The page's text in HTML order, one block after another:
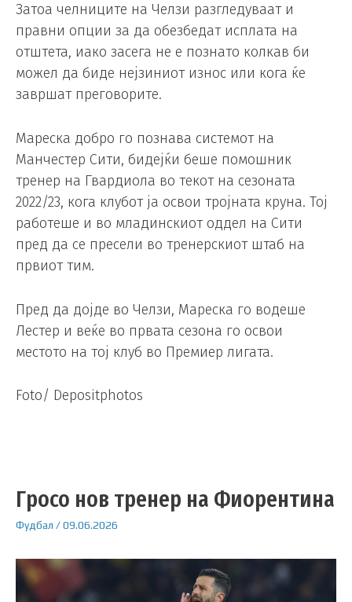
Затоа челниците на Челзи разгледуваат и
правни опции за да обезбедат исплата на
отштета, иако засега не е познато колкав би
можел да биде нејзиниот износ или кога ќе
завршат преговорите.
Мареска добро го познава системот на
Манчестер Сити, бидејќи беше помошник
тренер на Гвардиола во текот на сезоната
2022/23, кога клубот ја освои тројната круна. Тој
работеше и во младинскиот оддел на Сити
пред да се пресели во тренерскиот штаб на
првиот тим.
Пред да дојде во Челзи, Мареска го водеше
Лестер и веќе во првата сезона го освои
местото на тој клуб во Премиер лигата.
Foto/ Depositphotos
Гросо нов тренер на Фиорентина
Фудбал /09.06.2026